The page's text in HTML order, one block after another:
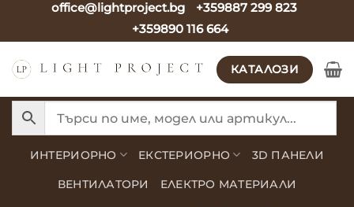
office@lightproject.bg
+359887 299 823
+359890 116 664
КАТАЛОЗИ
ИНТЕРИОРНО ЕКСТЕРИОРНО 3D ПАНЕЛИ
ВЕНТИЛАТОРИ ЕЛЕКТРО МАТЕРИАЛИ